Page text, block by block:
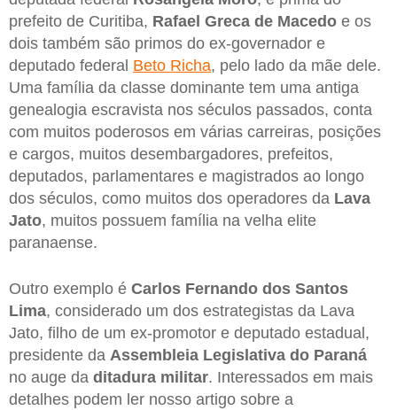
prefeito de Curitiba, Rafael Greca de Macedo e os
dois também são primos do ex-governador e
deputado federal Beto Richa, pelo lado da mãe dele.
Uma família da classe dominante tem uma antiga
genealogia escravista nos séculos passados, conta
com muitos poderosos em várias carreiras, posições
e cargos, muitos desembargadores, prefeitos,
deputados, parlamentares e magistrados ao longo
dos séculos, como muitos dos operadores da Lava
Jato, muitos possuem família na velha elite
paranaense.
Outro exemplo é Carlos Fernando dos Santos
Lima, considerado um dos estrategistas da Lava
Jato, filho de um ex-promotor e deputado estadual,
presidente da Assembleia Legislativa do Paraná
no auge da ditadura militar. Interessados em mais
detalhes podem ler nosso artigo sobre a